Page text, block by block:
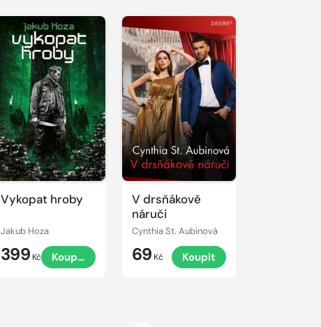
Vykopat hroby
Jakub Hoza
399 Kč Koupit
V drsňákově
náruči
Cynthia St. Aubinová
69 Kč Koupit